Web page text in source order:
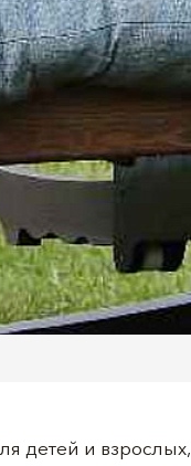
детей и взрослых,